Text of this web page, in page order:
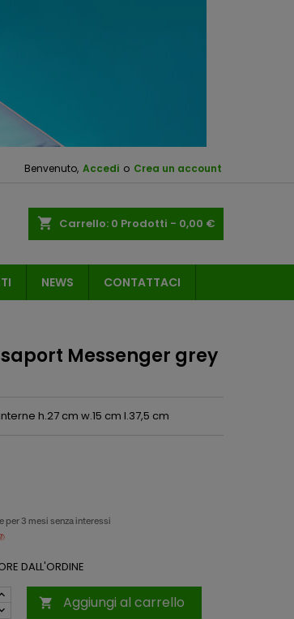
Benvenuto, Accedi o Crea un account
shopping_cart Carrello: 0 Prodotti - 0,00 €
NEWS CONTATTACI
Messenger grey
h.27 cm w.15 cm l.37,5 cm
per 3 mesi senza interessi
DALL'ORDINE
 Aggiungi al carrello